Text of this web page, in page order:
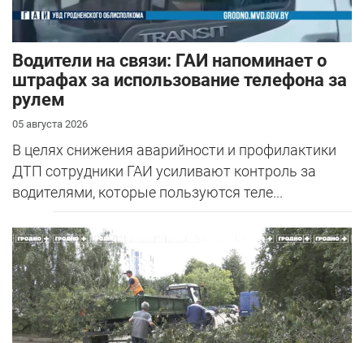
Водители на связи: ГАИ напоминает о
штрафах за использование телефона за
рулем
05 августа 2026
В целях снижения аварийности и профилактики
ДТП сотрудники ГАИ усиливают контроль за
водителями, которые пользуются теле...